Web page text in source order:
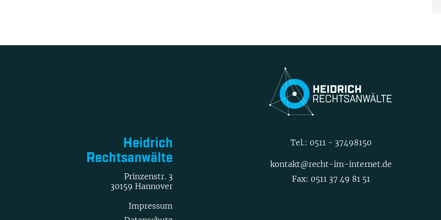
Heidrich
Rechtsanwälte
Prinzenstr. 3
30159 Hannover
Impressum
Tel.: 0511 - 37498150
kontakt@recht-im-internet.de
Fax: 0511 37 49 81 51